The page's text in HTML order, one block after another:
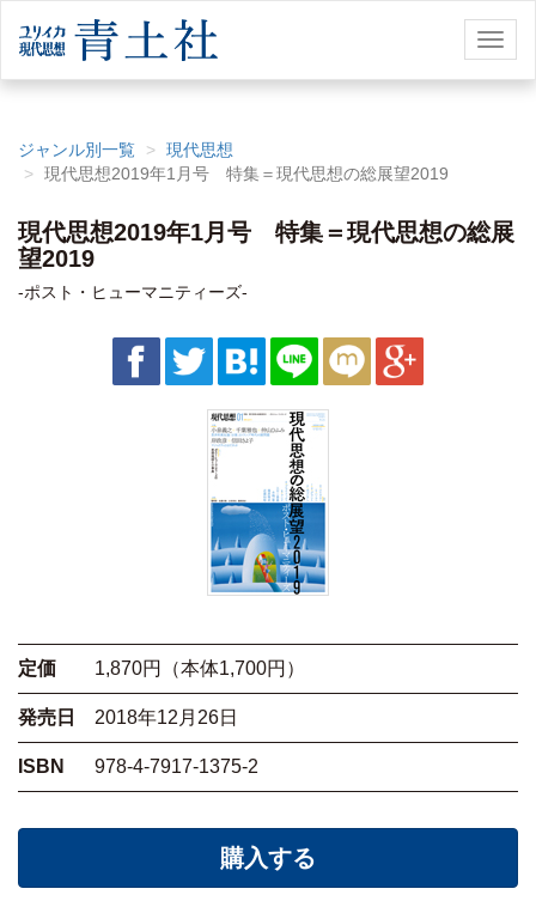
ジャンル別一覧
現代思想
現代思想2019年1月号 特集＝現代思想の総展望2019
現代思想2019年1月号 特集＝現代思想の総展
望2019
-ポスト・ヒューマニティーズ-
定価 1,870円（本体1,700円）
発売日 2018年12月26日
ISBN 978-4-7917-1375-2
購入する